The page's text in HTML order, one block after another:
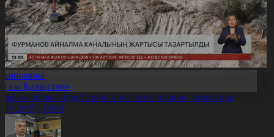
Қазақстан»
облысында Түркістанға ағатын канал тазаланды
13:06